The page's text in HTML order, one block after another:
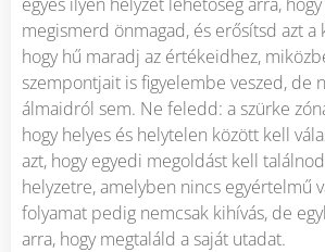
megismerd önmagad, és erősítsd azt a
hogy hű maradj az értékeidhez,
szempontjait is figyelembe veszed, de
álmaidról sem. Ne feledd: a szürke
hogy helyes és helytelen között kell
azt, hogy egyedi megoldást kell
helyzetre, amelyben nincs egyértelmű
folyamat pedig nemcsak kihívás, de
arra, hogy megtaláld a saját utadat.